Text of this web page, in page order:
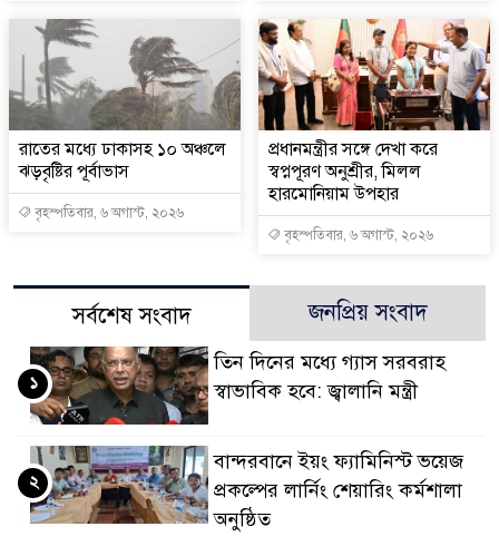
রাতের মধ্যে ঢাকাসহ ১০ অঞ্চলে
ঝড়বৃষ্টির পূর্বাভাস
বৃহস্পতিবার, ৬ অগাস্ট, ২০২৬
প্রধানমন্ত্রীর সঙ্গে দেখা করে
স্বপ্নপূরণ অনুশ্রীর, মিলল
হারমোনিয়াম উপহার
বৃহস্পতিবার, ৬ অগাস্ট, ২০২৬
সর্বশেষ সংবাদ জনপ্রিয় সংবাদ
তিন দিনের মধ্যে গ্যাস সরবরাহ
স্বাভাবিক হবে: জ্বালানি মন্ত্রী
১
বান্দরবানে ইয়ং ফ্যামিনিস্ট ভয়েজ
প্রকল্পের লার্নিং শেয়ারিং কর্মশালা
অনুষ্ঠিত
২